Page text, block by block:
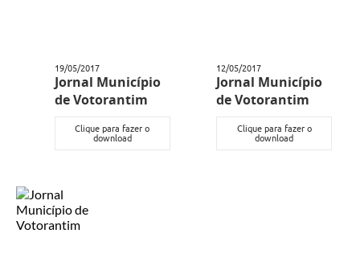
19/05/2017
Jornal Município
de Votorantim
Clique para fazer o
download
12/05/2017
Jornal Município
de Votorantim
Clique para fazer o
download